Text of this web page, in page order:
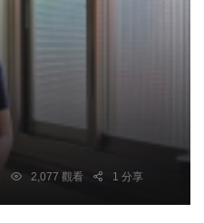
2,077 觀看 1 分享